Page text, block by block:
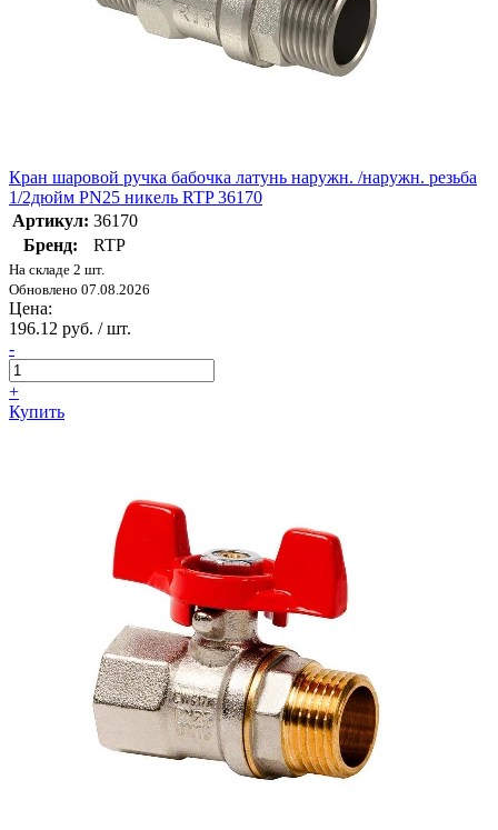
Кран шаровой ручка бабочка латунь наружн. /наружн. резьба
1/2дюйм PN25 никель RTP 36170
Артикул: 36170
Бренд:
RTP
На складе 2 шт.
Обновлено 07.08.2026
Цена:
196.12 руб. / шт.
-
+
Купить